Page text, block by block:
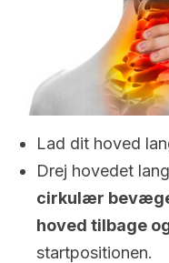
Lad dit hoved
Drej hovedet
cirkulær
hoved tilbage
startpositionen.